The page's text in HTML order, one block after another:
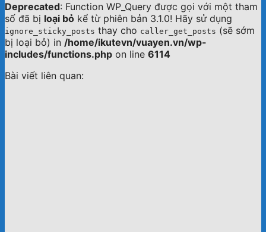
Deprecated: Function WP_Query được gọi với một tham
số đã bị loại bỏ kể từ phiên bản 3.1.0! Hãy sử dụng
ignore_sticky_posts thay cho caller_get_posts (sẽ sớm
bị loại bỏ) in /home/ikutevn/vuayen.vn/wp-
includes/functions.php on line 6114
Bài viết liên quan: